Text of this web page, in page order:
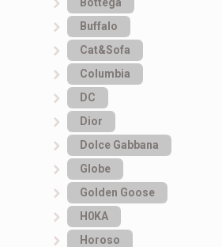
Buffalo
Cat&Sofa
Columbia
DC
Dior
Dolce Gabbana
Globe
Golden Goose
H0KA
Horoso